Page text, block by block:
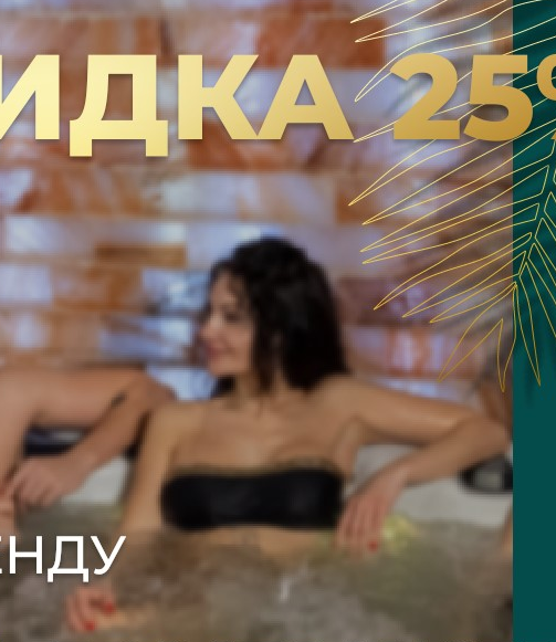
минут (+ чайная церемония)
расслабление, чувство душевного наслаждения и гармония
+ МАССАЖ
— 70 минут
— 30 минут
«ОБЬЯТИЯ АФРОДИТЫ»